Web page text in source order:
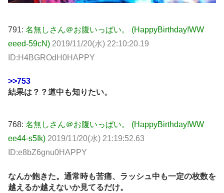
791: 名無しさん＠お腹いっぱい。 (HappyBirthday!WW
eeed-59cN) 2019/11/20(水) 22:10:20.19
ID:H4BGROdH0HAPPY
>>753
結果は？？道中も知りたい。
768: 名無しさん＠お腹いっぱい。 (HappyBirthday!WW
ee44-s5Ik) 2019/11/20(水) 21:19:52.63
ID:e8bZ6gnu0HAPPY
なんか飽きた。通常時も苦痛、ラッシュ中も一定の枚数を
越えるか越えないか見てるだけ。